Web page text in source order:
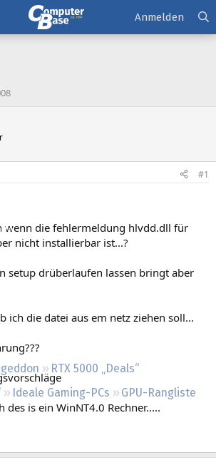
RTX 5000 „Deals“
Ideale Gaming-PCs
GPU-Rangliste
Anmelden
#1
wenn die fehlermeldung hlvdd.dll für
nicht installierbar ist...?
setup drüberlaufen lassen bringt aber
ich die datei aus em netz ziehen soll...
des is ein WinNT4.0 Rechner.....